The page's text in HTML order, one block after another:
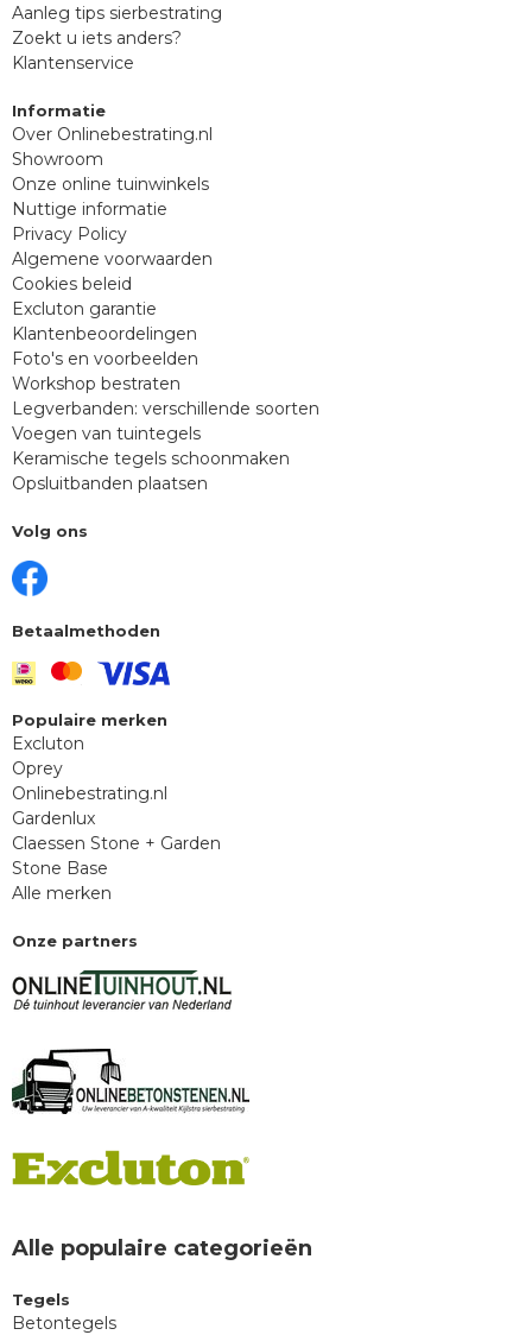
Aanleg tips sierbestrating
Zoekt u iets anders?
Klantenservice
Informatie
Over Onlinebestrating.nl
Showroom
Onze online tuinwinkels
Nuttige informatie
Privacy Policy
Algemene voorwaarden
Cookies beleid
Excluton garantie
Klantenbeoordelingen
Foto's en voorbeelden
Workshop bestraten
Legverbanden: verschillende soorten
Voegen van tuintegels
Keramische tegels schoonmaken
Opsluitbanden plaatsen
Volg ons
Betaalmethoden
Populaire merken
Excluton
Oprey
Onlinebestrating.nl
Gardenlux
Claessen Stone + Garden
Stone Base
Alle merken
Onze partners
Alle populaire categorieën
Tegels
Betontegels